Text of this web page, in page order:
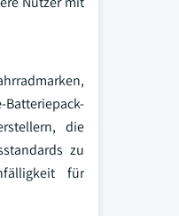
die
zu
für